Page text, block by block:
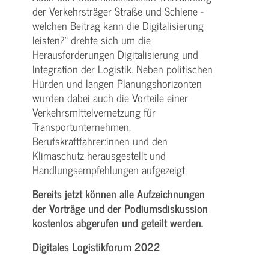
der Verkehrsträger Straße und Schiene -
welchen Beitrag kann die Digitalisierung
leisten?“ drehte sich um die
Herausforderungen Digitalisierung und
Integration der Logistik. Neben politischen
Hürden und langen Planungshorizonten
wurden dabei auch die Vorteile einer
Verkehrsmittelvernetzung für
Transportunternehmen,
Berufskraftfahrer:innen und den
Klimaschutz herausgestellt und
Handlungsempfehlungen aufgezeigt.
Bereits jetzt können alle Aufzeichnungen
der Vorträge und der Podiumsdiskussion
kostenlos abgerufen und geteilt werden.
Digitales Logistikforum 2022